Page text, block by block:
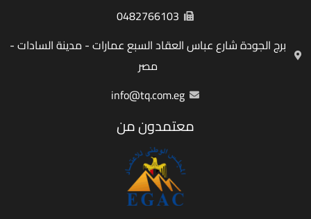
0482766103
برج الجودة شارع عباس العقاد السبع عمارات - مدينة السادات -
مصر
info@tq.com.eg
معتمدون من